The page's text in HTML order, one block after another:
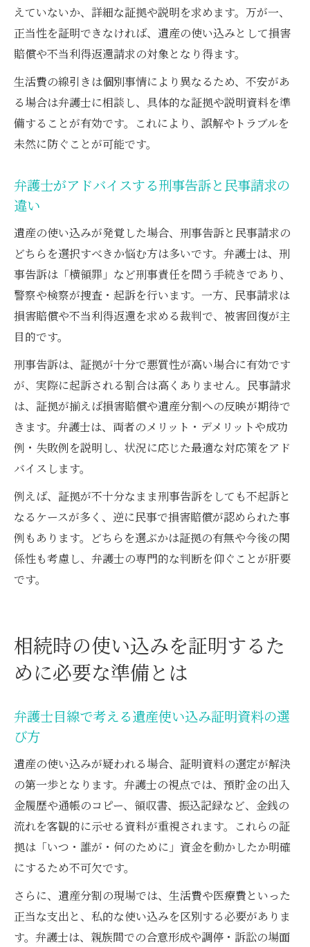
えていないか、詳細な証拠や説明を求めます。万が一、
正当性を証明できなければ、遺産の使い込みとして損害
賠償や不当利得返還請求の対象となり得ます。
生活費の線引きは個別事情により異なるため、不安があ
る場合は弁護士に相談し、具体的な証拠や説明資料を準
備することが有効です。これにより、誤解やトラブルを
未然に防ぐことが可能です。
弁護士がアドバイスする刑事告訴と民事請求の
違い
遺産の使い込みが発覚した場合、刑事告訴と民事請求の
どちらを選択すべきか悩む方は多いです。弁護士は、刑
事告訴は「横領罪」など刑事責任を問う手続きであり、
警察や検察が捜査・起訴を行います。一方、民事請求は
損害賠償や不当利得返還を求める裁判で、被害回復が主
目的です。
刑事告訴は、証拠が十分で悪質性が高い場合に有効です
が、実際に起訴される割合は高くありません。民事請求
は、証拠が揃えば損害賠償や遺産分割への反映が期待で
きます。弁護士は、両者のメリット・デメリットや成功
例・失敗例を説明し、状況に応じた最適な対応策をアド
バイスします。
例えば、証拠が不十分なまま刑事告訴をしても不起訴と
なるケースが多く、逆に民事で損害賠償が認められた事
例もあります。どちらを選ぶかは証拠の有無や今後の関
係性も考慮し、弁護士の専門的な判断を仰ぐことが肝要
です。
相続時の使い込みを証明するた
めに必要な準備とは
弁護士目線で考える遺産使い込み証明資料の選
び方
遺産の使い込みが疑われる場合、証明資料の選定が解決
の第一歩となります。弁護士の視点では、預貯金の出入
金履歴や通帳のコピー、領収書、振込記録など、金銭の
流れを客観的に示せる資料が重視されます。これらの証
拠は「いつ・誰が・何のために」資金を動かしたか明確
にするため不可欠です。
さらに、遺産分割の現場では、生活費や医療費といった
正当な支出と、私的な使い込みを区別する必要がありま
す。弁護士は、親族間での合意形成や調停・訴訟の場面